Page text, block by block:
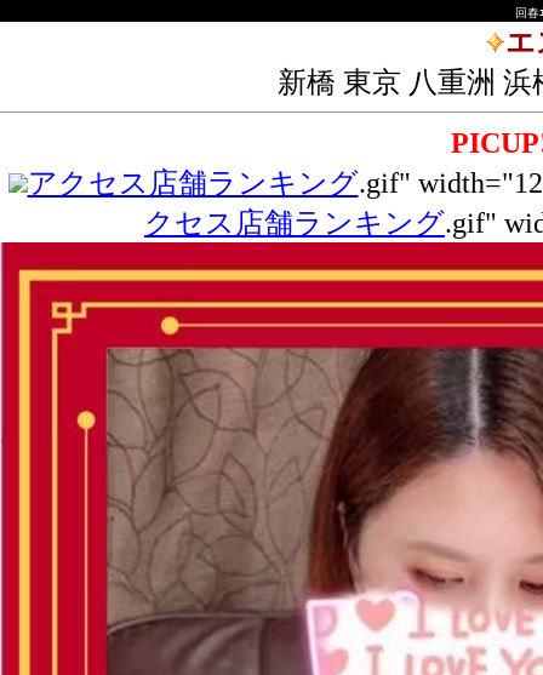
回春
エ
新橋 東京 八重洲
アクセス店舗ランキング.gif"
クセス店舗ランキング.gif"